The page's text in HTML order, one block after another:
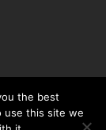
the best
use this site we